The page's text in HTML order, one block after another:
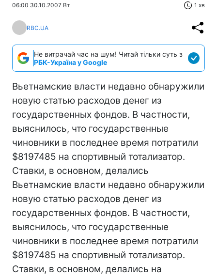
06:00 30.10.2007 Вт 1 хв
RBC.UA
Не витрачай час на шум! Читай тільки суть з
РБК-Україна у Google
Вьетнамские власти недавно обнаружили
новую статью расходов денег из
государственных фондов. В частности,
выяснилось, что государственные
чиновники в последнее время потратили
$8197485 на спортивный тотализатор.
Ставки, в основном, делались
Вьетнамские власти недавно обнаружили
новую статью расходов денег из
государственных фондов. В частности,
выяснилось, что государственные
чиновники в последнее время потратили
$8197485 на спортивный тотализатор.
Ставки, в основном, делались на